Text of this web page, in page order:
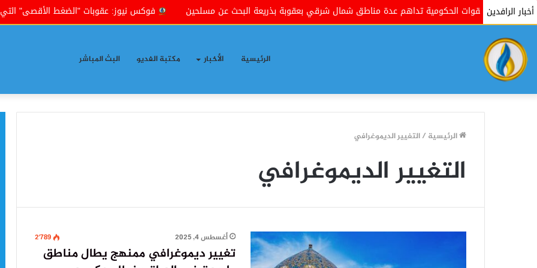
أخبار الرافدين
القوات الحكومية تداهم عدة مناطق شمال شرقي بعقوبة بذريعة البحث عن مسلحين فوكس نيوز: عقوبات "الضغط الأقصى" التي تنتهجها
الرئيسية الأخبار مكتبة الفديو البث المباشر
الرئيسية /التغيير الديموغرافي
التغيير الديموغرافي
أغسطس 4, 2025 2٬789
تغيير ديموغرافي ممنهج يطال مناطق